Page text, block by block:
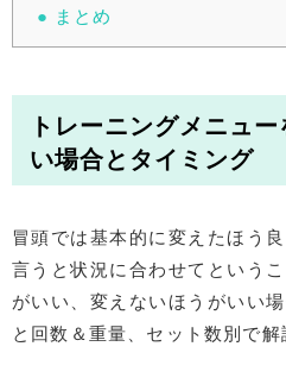
まとめ
トレーニングメニュ
い場合とタイミング
冒頭では基本的に変えたほう
言うと状況に合わせてという
がいい、変えないほうがいい
と回数＆重量、セット数別で解